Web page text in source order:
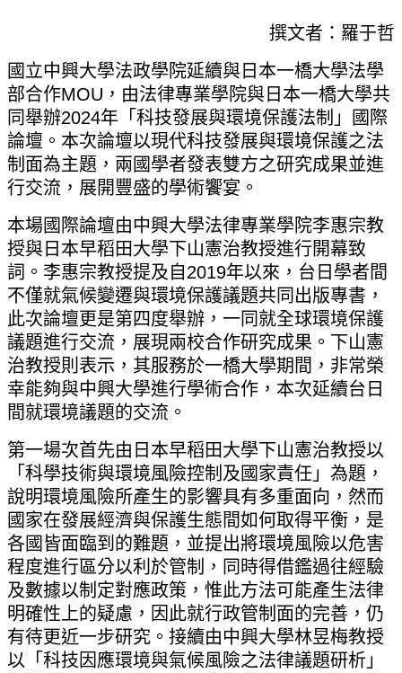
撰文者：羅于哲
國立中興大學法政學院延續與日本一橋大學法學
部合作MOU，由法律專業學院與日本一橋大學共
同舉辦2024年「科技發展與環境保護法制」國際
論壇。本次論壇以現代科技發展與環境保護之法
制面為主題，兩國學者發表雙方之研究成果並進
行交流，展開豐盛的學術饗宴。
本場國際論壇由中興大學法律專業學院李惠宗教
授與日本早稻田大學下山憲治教授進行開幕致
詞。李惠宗教授提及自 2019年以來，台日學者間
不僅就氣候變遷與環境保護議題共同出版專書，
此次論壇更是第四度舉辦，一同就全球環境保護
議題進行交流，展現兩校合作研究成果。下山憲
治教授則表示，其服務於一橋大學期間，非常榮
幸能夠與中興大學進行學術合作，本次延續台日
間就環境議題的交流。
第一場次首先由日本早稻田大學下山憲治教授以
「科學技術與環境風險控制及國家責任」為題，
說明環境風險所產生的影響具有多重面向，然而
國家在發展經濟與保護生態間如何取得平衡，是
各國皆面臨到的難題，並提出將環境風險以危害
程度進行區分以利於管制，同時得借鑑過往經驗
及數據以制定對應政策，惟此方法可能產生法律
明確性上的疑慮，因此就行政管制面的完善，仍
有待更近一步研究。接續由中興大學林昱梅教授
以「科技因應環境與氣候風險之法律議題研析」